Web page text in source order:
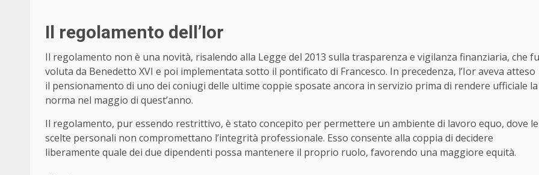
Il regolamento dell’Ior
Il regolamento non è una novità, risalendo alla Legge del 2013 sulla trasparenza e vigilanza finanziaria, che fu
voluta da Benedetto XVI e poi implementata sotto il pontificato di Francesco. In precedenza, l’Ior aveva atteso
il pensionamento di uno dei coniugi delle ultime coppie sposate ancora in servizio prima di rendere ufficiale la
norma nel maggio di quest’anno.
Il regolamento, pur essendo restrittivo, è stato concepito per permettere un ambiente di lavoro equo, dove le
scelte personali non compromettano l’integrità professionale. Esso consente alla coppia di decidere
liberamente quale dei due dipendenti possa mantenere il proprio ruolo, favorendo una maggiore equità.